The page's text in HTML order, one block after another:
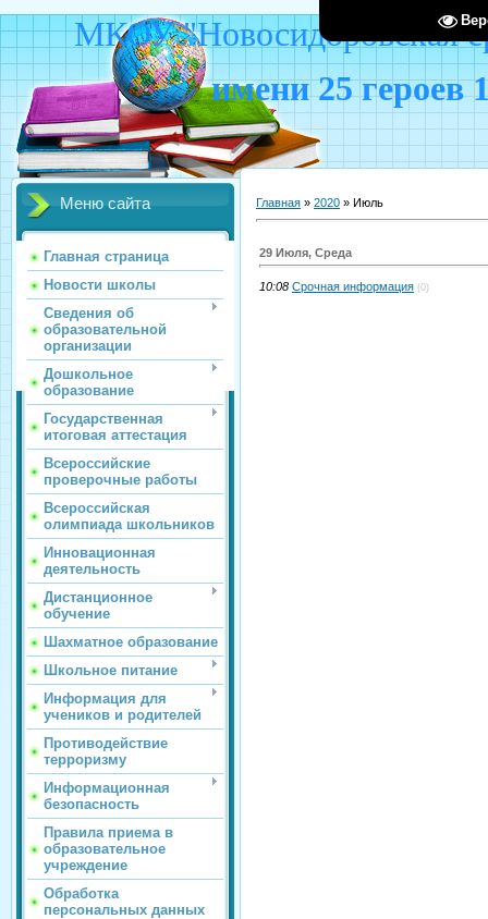
МКОУ "Новосидоровская
имени 25 героев
Меню сайта
Главная страница
Новости школы
Сведения об
образовательной
организации
Дошкольное
образование
Государственная
итоговая аттестация
Всероссийские
проверочные работы
Всероссийская
олимпиада школьников
Инновационная
деятельность
Дистанционное
обучение
Шахматное образование
Школьное питание
Информация для
учеников и родителей
Противодействие
терроризму
Информационная
безопасность
Правила приема в
образовательное
учреждение
Обработка
персональных данных
Главная » 2020 » Июль
29 Июля, Среда
10:08 Срочная информация (0)